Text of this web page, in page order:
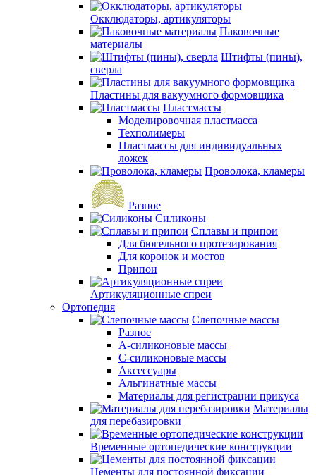
Окклюдаторы, артикуляторы
Паковочные
материалы
Штифты (пины),
сверла
Пластины для вакуумного формовщика
Пластмассы
Моделировочная пластмасса
Техполимеры
Пластмассы для индивидуальных
ложек
Проволока, кламеры
Разное
Силиконы
Сплавы и припои
Для бюгельного протезирования
Для коронок и мостов
Припои
Артикуляционные спреи
Ортопедия
Слепочные массы
Разное
А-силиконовые массы
С-силиконовые массы
Аксессуары
Альгинатные массы
Материалы для регистрации прикуса
Материалы
для перебазировки
Временные ортопедические конструкции
Цементы для постоянной фиксации